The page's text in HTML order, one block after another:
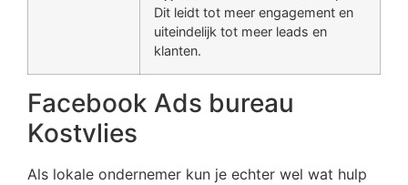
Dit leidt tot meer engagement en
uiteindelijk tot meer leads en
klanten.
Facebook Ads bureau
Kostvlies
Als lokale ondernemer kun je echter wel wat hulp